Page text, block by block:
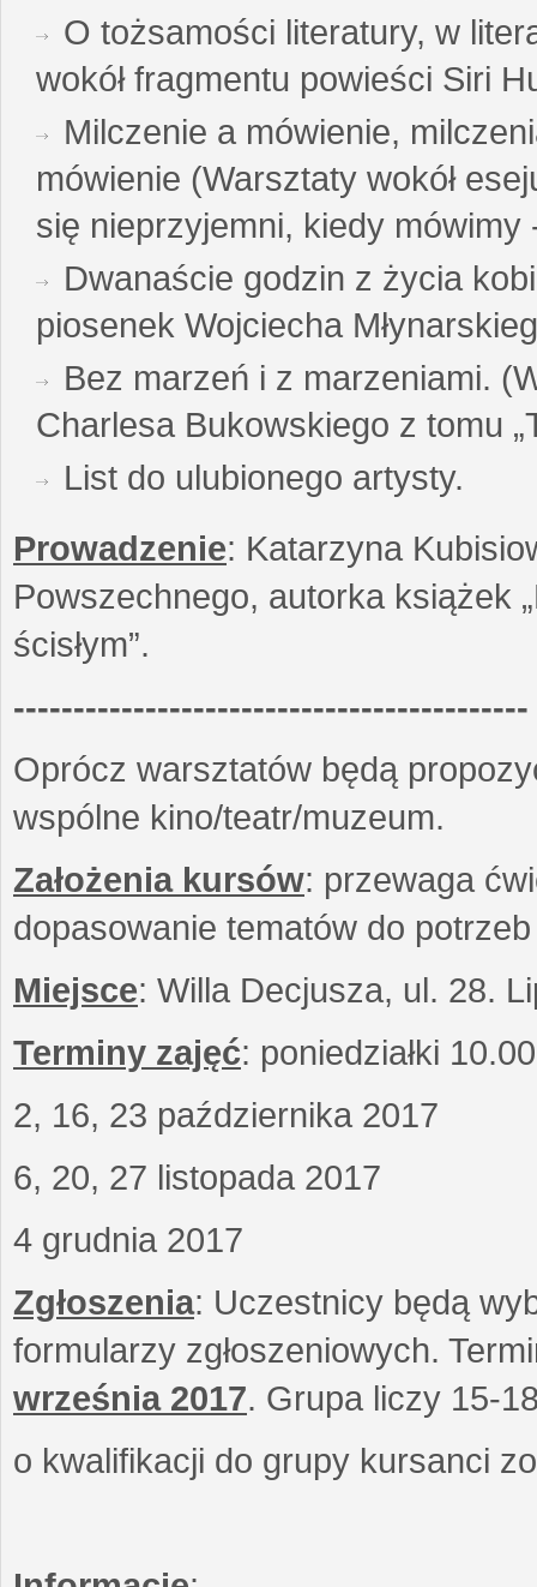
O tożsamości literatury, w
wokół fragmentu powieści Siri
Milczenie a mówienie,
mówienie (Warsztaty wokół
się nieprzyjemni, kiedy mówimy
Dwanaście godzin z życia
piosenek Wojciecha
Bez marzeń i z marzeniami.
Charlesa Bukowskiego z tomu
List do ulubionego artysty.
Prowadzenie: Katarzyna
Powszechnego, autorka książek
ścisłym”.
-------------------------------------------
Oprócz warsztatów będą
wspólne kino/teatr/muzeum.
Założenia kursów: przewaga
dopasowanie tematów do
Miejsce: Willa Decjusza, ul. 28.
Terminy zajęć: poniedziałki
2, 16, 23 października 2017
6, 20, 27 listopada 2017
4 grudnia 2017
Zgłoszenia: Uczestnicy będą
formularzy zgłoszeniowych.
września 2017. Grupa liczy 15-
o kwalifikacji do grupy kursanci